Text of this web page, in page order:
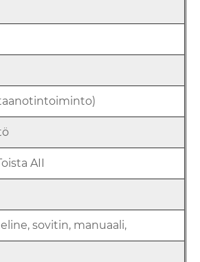
AII
sovitin, manuaali,